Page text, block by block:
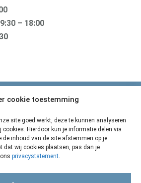
cookie toestemming
site goed werkt, deze te kunnen analyseren
cookies. Hierdoor kun je informatie delen via
de inhoud van de site afstemmen op je
dat wij cookies plaatsen, pas dan je
privacystatement.
– 18:00
verbonden met haar
Groene Os
middelen voor
uit de natuur voor grote en